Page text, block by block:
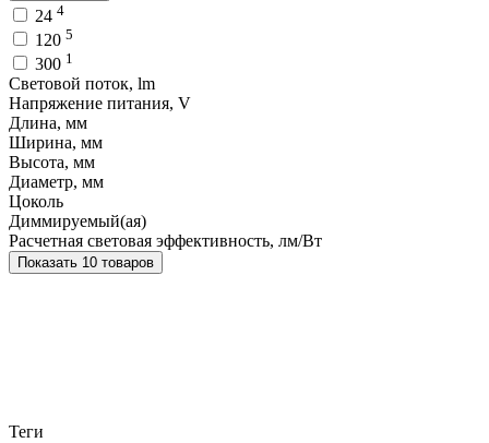
24 4
120 5
300 1
Световой поток, lm
Напряжение питания, V
Длина, мм
Ширина, мм
Высота, мм
Диаметр, мм
Цоколь
Диммируемый(ая)
Расчетная световая эффективность, лм/Вт
Показать 10 товаров
Теги